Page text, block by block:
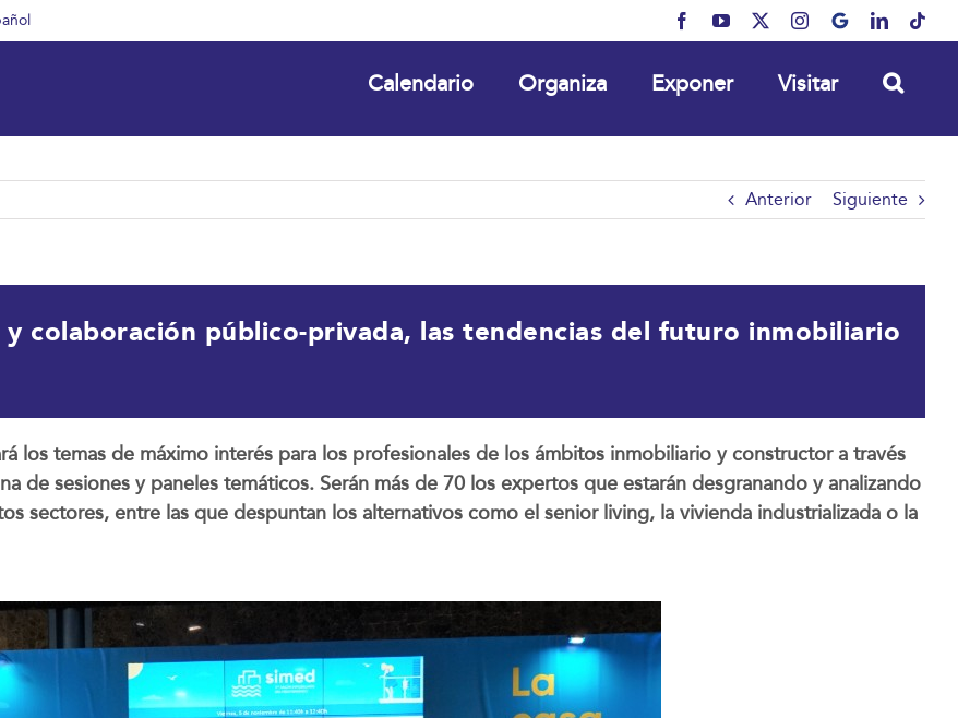
FacebookYouTube Instagram
MyBusinessLinkedIn
Calendario Organiza Exponer Visitar
Anterior Siguiente
colaboración público-privada, las tendencias del futuro inmobiliario
los temas de máximo interés para los profesionales de los ámbitos inmobiliario y constructor a través
de sesiones y paneles temáticos. Serán más de 70 los expertos que estarán desgranando y analizando
sectores, entre las que despuntan los alternativos como el senior living, la vivienda industrializada o la